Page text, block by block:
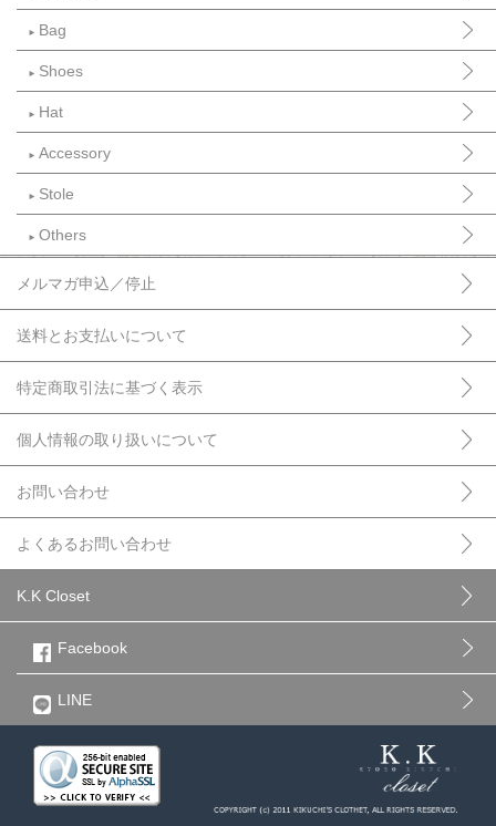
► Bag
► Shoes
► Hat
► Accessory
► Stole
► Others
メルマガ申込／停止
送料とお支払いについて
特定商取引法に基づく表示
個人情報の取り扱いについて
お問い合わせ
よくあるお問い合わせ
K.K Closet
Facebook
LINE